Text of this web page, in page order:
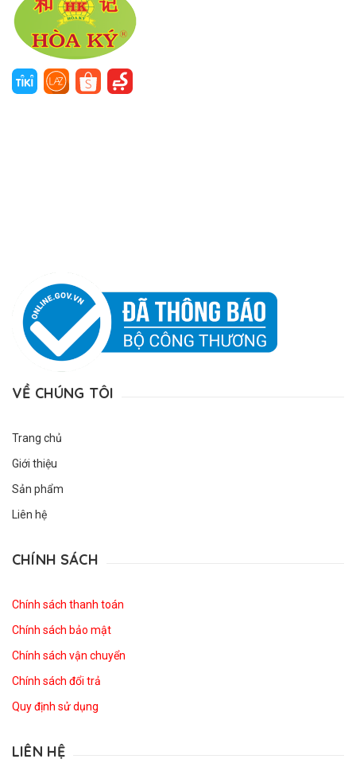
VỀ CHÚNG TÔI
Trang chủ
Giới thiệu
Sản phẩm
Liên hệ
CHÍNH SÁCH
Chính sách thanh toán
Chính sách bảo mật
Chính sách vận chuyển
Chính sách đổi trả
Quy định sử dụng
LIÊN HỆ